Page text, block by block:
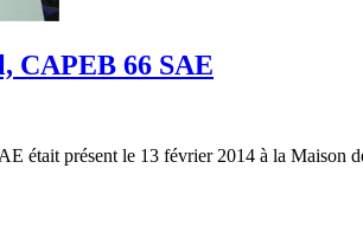
CAPEB 66 SAE
était présent le 13 février 2014 à la